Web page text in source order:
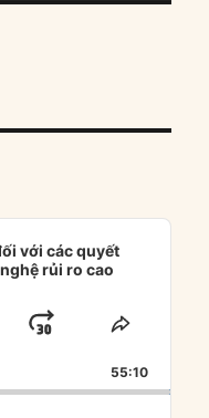
với các quyết
rủi ro cao
JUMP
FORWARD
SHARE
55:10